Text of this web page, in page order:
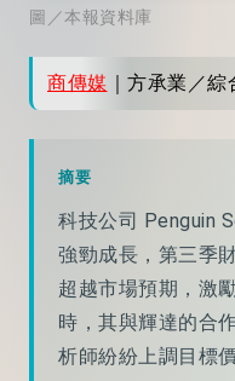
圖／本報資料庫
商傳媒 ｜方承業／
摘要
科技公司 Penguin
強勁成長，第三季
超越市場預期，激
時，其與輝達的合
析師紛紛上調目標價